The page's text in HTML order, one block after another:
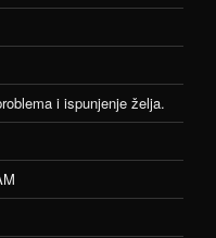
i ispunjenje želja.